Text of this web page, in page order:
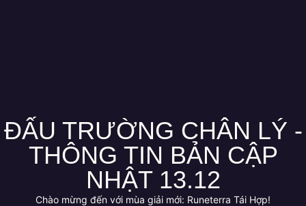
ĐẤU TRƯỜNG CHÂN LÝ -
THÔNG TIN BẢN CẬP
NHẬT 13.12
Chào mừng đến với mùa giải mới: Runeterra Tái Hợp!